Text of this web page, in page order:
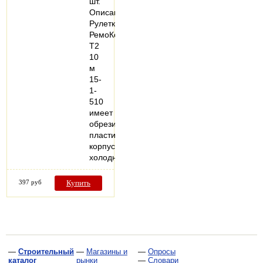
Описание:
Рулетка
РемоКолор
Т2
10
м
15-
1-
510
имеет
обрезиненный
пластиковый
корпус,
холоднокатаная…
397 руб Купить
— Строительный
каталог
— Магазины и
рынки
— Опросы
— Словари